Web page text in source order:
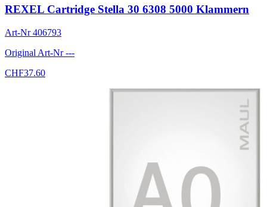
REXEL Cartridge Stella 30 6308 5000 Klammern
Art-Nr406793
Original Art-Nr---
CHF37.60